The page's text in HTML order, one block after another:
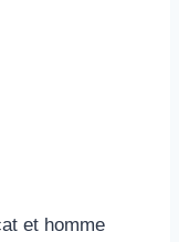
et homme